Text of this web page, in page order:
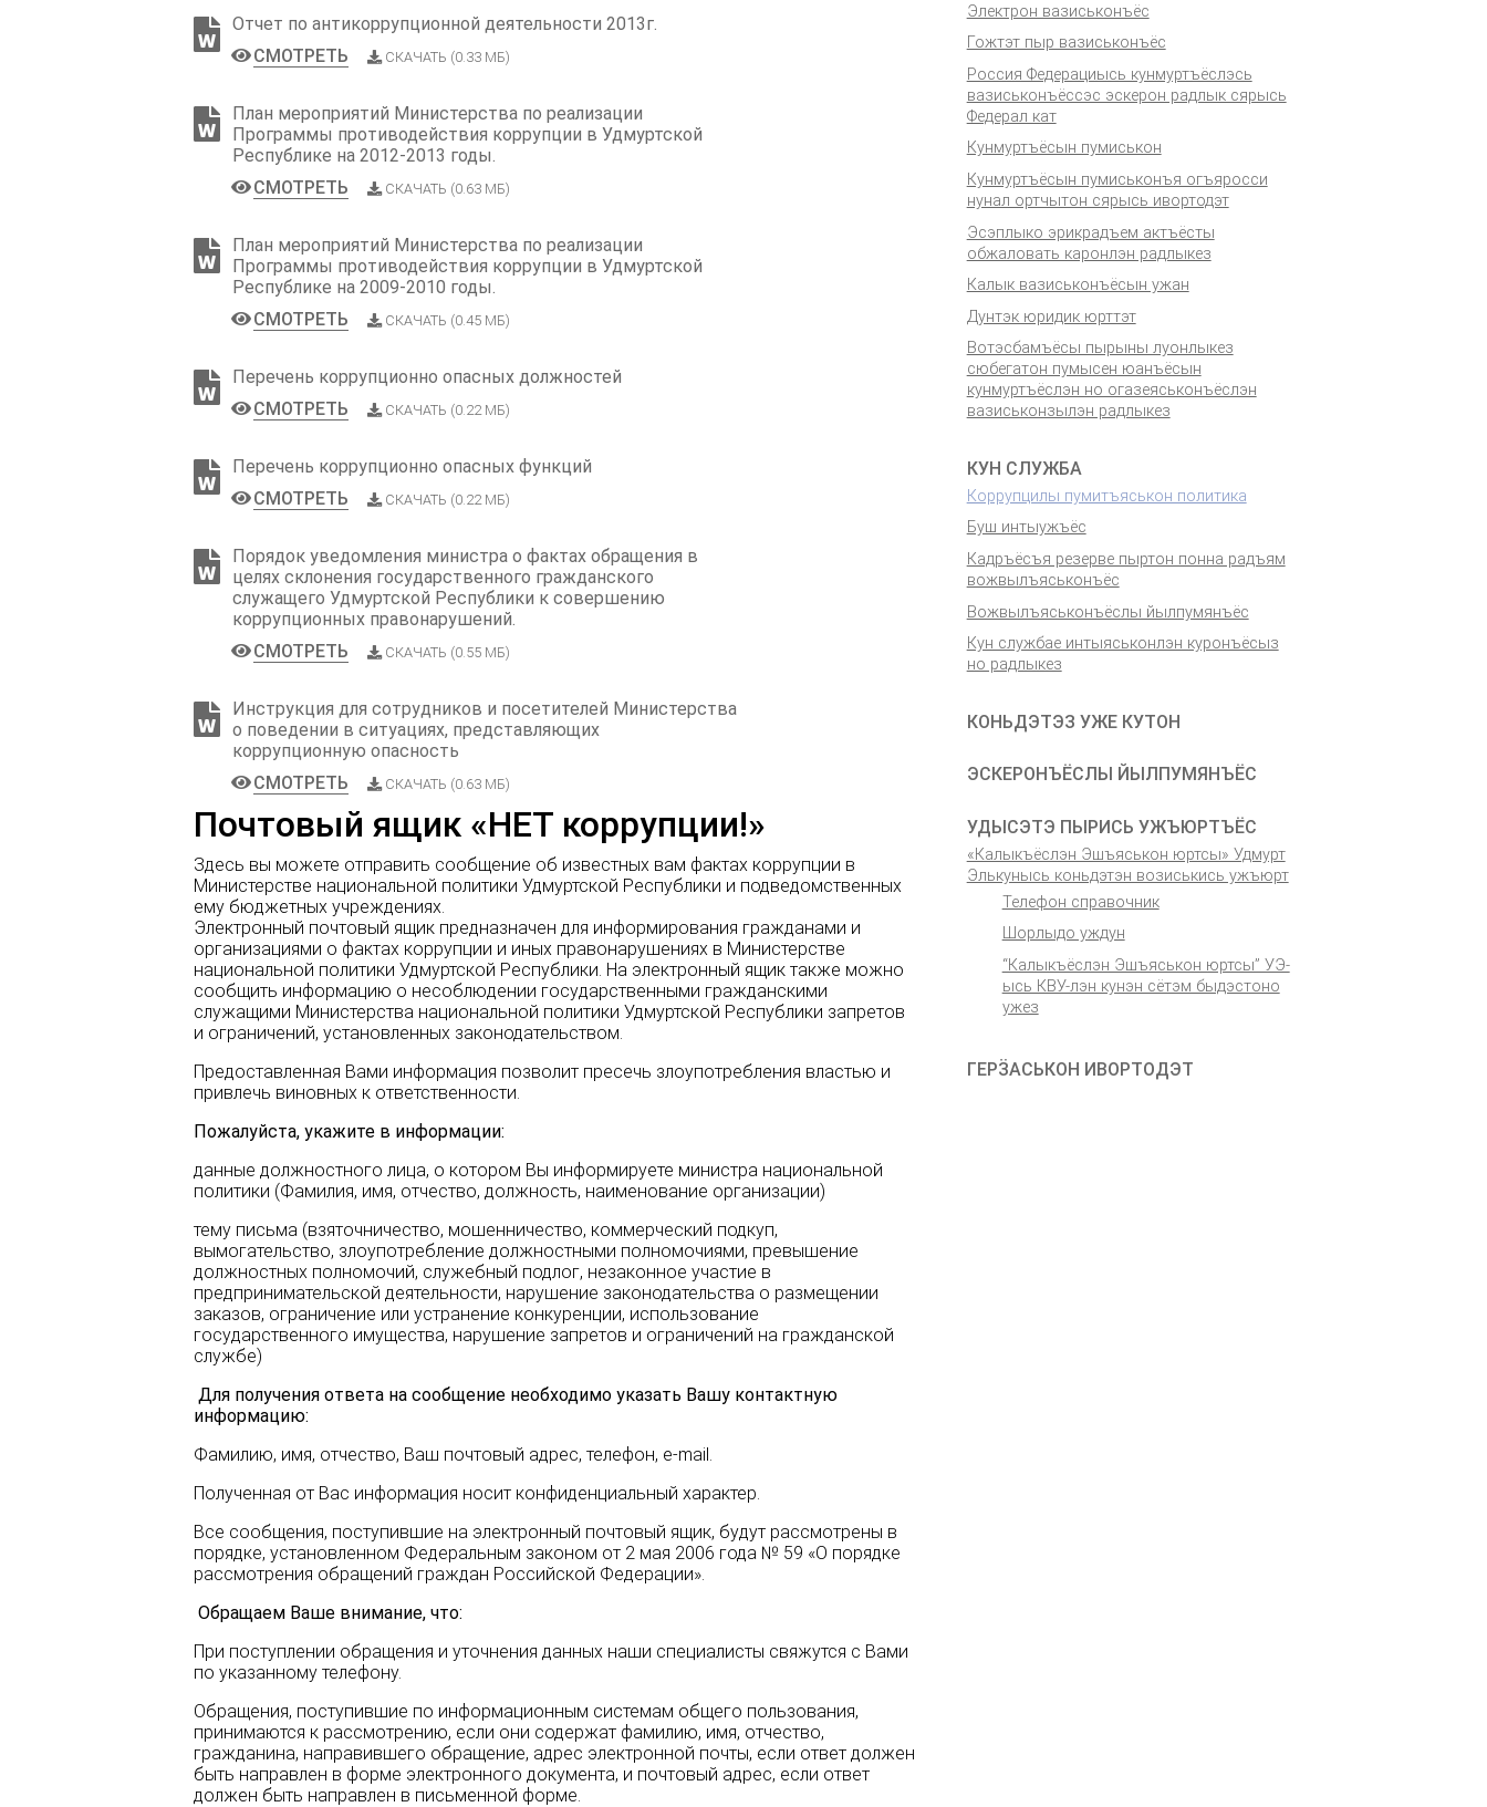
Отчет по антикоррупционной деятельности 2013г.
СМОТРЕТЬ
СКАЧАТЬ (0.33 МБ)
План мероприятий Министерства по реализации
Программы противодействия коррупции в Удмуртской
Республике на 2012-2013 годы.
СМОТРЕТЬ
СКАЧАТЬ (0.63 МБ)
План мероприятий Министерства по реализации
Программы противодействия коррупции в Удмуртской
Республике на 2009-2010 годы.
СМОТРЕТЬ
СКАЧАТЬ (0.45 МБ)
Перечень коррупционно опасных должностей
СМОТРЕТЬ
СКАЧАТЬ (0.22 МБ)
Перечень коррупционно опасных функций
СМОТРЕТЬ
СКАЧАТЬ (0.22 МБ)
Порядок уведомления министра о фактах обращения в
целях склонения государственного гражданского
служащего Удмуртской Республики к совершению
коррупционных правонарушений.
СМОТРЕТЬ
СКАЧАТЬ (0.55 МБ)
Инструкция для сотрудников и посетителей Министерства
о поведении в ситуациях, представляющих
коррупционную опасность
СМОТРЕТЬ
СКАЧАТЬ (0.63 МБ)
Почтовый ящик «НЕТ коррупции!»
Здесь вы можете отправить сообщение об известных вам фактах коррупции в
Министерстве национальной политики Удмуртской Республики и подведомственных
ему бюджетных учреждениях.
Электронный почтовый ящик предназначен для информирования гражданами и
организациями о фактах коррупции и иных правонарушениях в Министерстве
национальной политики Удмуртской Республики. На электронный ящик также можно
сообщить информацию о несоблюдении государственными гражданскими
служащими Министерства национальной политики Удмуртской Республики запретов
и ограничений, установленных законодательством.
Предоставленная Вами информация позволит пресечь злоупотребления властью и
привлечь виновных к ответственности.
Пожалуйста, укажите в информации:
данные должностного лица, о котором Вы информируете министра национальной
политики (Фамилия, имя, отчество, должность, наименование организации)
тему письма (взяточничество, мошенничество, коммерческий подкуп,
вымогательство, злоупотребление должностными полномочиями, превышение
должностных полномочий, служебный подлог, незаконное участие в
предпринимательской деятельности, нарушение законодательства о размещении
заказов, ограничение или устранение конкуренции, использование
государственного имущества, нарушение запретов и ограничений на гражданской
службе)
Для получения ответа на сообщение необходимо указать Вашу контактную
информацию:
Фамилию, имя, отчество, Ваш почтовый адрес, телефон, e-mail.
Полученная от Вас информация носит конфиденциальный характер.
Все сообщения, поступившие на электронный почтовый ящик, будут рассмотрены в
порядке, установленном Федеральным законом от 2 мая 2006 года № 59 «О порядке
рассмотрения обращений граждан Российской Федерации».
Обращаем Ваше внимание, что:
При поступлении обращения и уточнения данных наши специалисты свяжутся с Вами
по указанному телефону.
Обращения, поступившие по информационным системам общего пользования,
принимаются к рассмотрению, если они содержат фамилию, имя, отчество,
гражданина, направившего обращение, адрес электронной почты, если ответ должен
быть направлен в форме электронного документа, и почтовый адрес, если ответ
должен быть направлен в письменной форме.
Электрон вазиськонъёс
Гожтэт пыр вазиськонъёс
Россия Федерациысь кунмуртъёслэсь
вазиськонъёссэс эскерон радлык сярысь
Федерал кат
Кунмуртъёсын пумиськон
Кунмуртъёсын пумиськонъя огъяросси
нунал ортчытон сярысь ивортодэт
Эсэплыко эрикрадъем актъёсты
обжаловать каронлэн радлыкез
Калык вазиськонъёсын ужан
Дунтэк юридик юрттэт
Вотэсбамъёсы пырыны луонлыкез
сюбегатон пумысен юанъёсын
кунмуртъёслэн но огазеяськонъёслэн
вазиськонзылэн радлыкез
КУН СЛУЖБА
Коррупцилы пумитъяськон политика
Буш интыужъёс
Кадръёсъя резерве пыртон понна радъям
вожвылъяськонъёс
Вожвылъяськонъёслы йылпумянъёс
Кун службае интыяськонлэн куронъёсыз
но радлыкез
КОНЬДЭТЭЗ УЖЕ КУТОН
ЭСКЕРОНЪЁСЛЫ ЙЫЛПУМЯНЪЁС
УДЫСЭТЭ ПЫРИСЬ УЖЪЮРТЪЁС
«Калыкъёслэн Эшъяськон юртсы» Удмурт
Элькунысь коньдэтэн возиськись ужъюрт
Телефон справочник
Шорлыдо уждун
“Калыкъёслэн Эшъяськон юртсы” УЭ-
ысь КВУ-лэн кунэн сётэм быдэстоно
ужез
ГЕРӞАСЬКОН ИВОРТОДЭТ